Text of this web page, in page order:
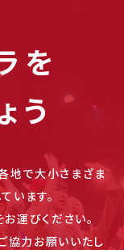
を
う
地で大小さまざま
います。
運びください。
協力お願いいたし